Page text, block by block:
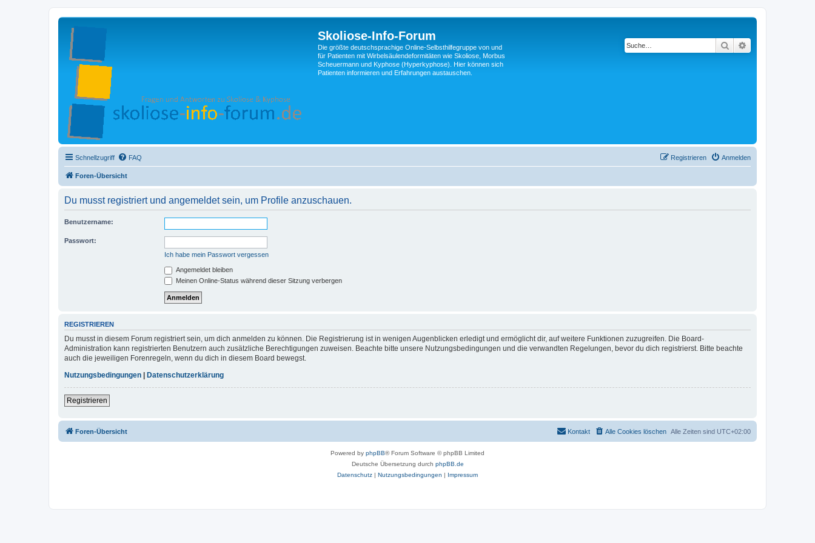
Skoliose-Info-Forum
Die größte deutschsprachige Online-Selbsthilfegruppe von und
für Patienten mit Wirbelsäulendeformitäten wie Skoliose, Morbus
Scheuermann und Kyphose (Hyperkyphose). Hier können sich
Patienten informieren und Erfahrungen austauschen.
Suche
Schnellzugriff FAQ Anmelden
Registrieren
Foren-Übersicht
Du musst registriert und angemeldet sein, um Profile anzuschauen.
Benutzername:
Passwort:
Ich habe mein Passwort vergessen
Angemeldet bleiben
Meinen Online-Status während dieser Sitzung verbergen
REGISTRIEREN
Du musst in diesem Forum registriert sein, um dich anmelden zu können. Die Registrierung ist in wenigen Augenblicken erledigt und ermöglicht dir, auf weitere Funktionen zuzugreifen. Die Board-
Administration kann registrierten Benutzern auch zusätzliche Berechtigungen zuweisen. Beachte bitte unsere Nutzungsbedingungen und die verwandten Regelungen, bevor du dich registrierst. Bitte beachte
auch die jeweiligen Forenregeln, wenn du dich in diesem Board bewegst.
Nutzungsbedingungen | Datenschutzerklärung
Registrieren
Foren-Übersicht Alle Zeiten sind UTC+02:00
Alle Cookies löschen
Kontakt
Powered by phpBB® Forum Software © phpBB Limited
Deutsche Übersetzung durch phpBB.de
Datenschutz | Nutzungsbedingungen | Impressum